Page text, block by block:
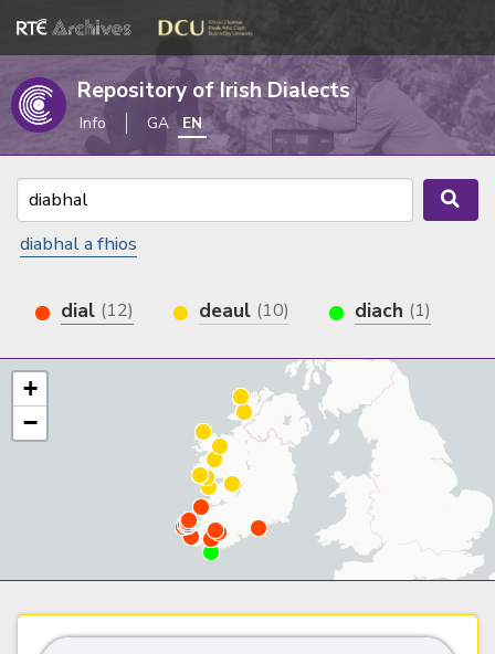
Repository of Irish Dialects
Info GA EN
diabhal a fhios
dial (12) deaul (10) diach (1)
+
−